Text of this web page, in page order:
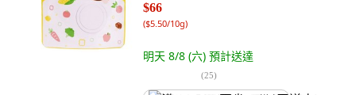
$66
($5.50/10g)
明天 8/8 (六) 預計送達
(25)